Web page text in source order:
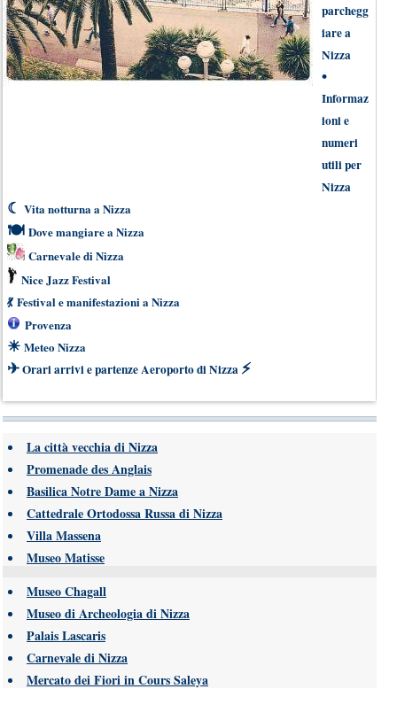
parchegg
iare a
Nizza
•
Informaz
ioni e
numeri
utili per
Nizza
☾ Vita notturna a Nizza
🍽 Dove mangiare a Nizza
Carnevale di Nizza
Nice Jazz Festival
💃 Festival e manifestazioni a Nizza
Provenza
☀ Meteo Nizza
✈Orari arrivi e partenze Aeroporto di Nizza ⚡
La città vecchia di Nizza
Promenade des Anglais
Basilica Notre Dame a Nizza
Cattedrale Ortodossa Russa di Nizza
Villa Massena
Museo Matisse
Museo Chagall
Museo di Archeologia di Nizza
Palais Lascaris
Carnevale di Nizza
Mercato dei Fiori in Cours Saleya